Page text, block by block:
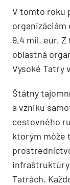
V tomto roku
organizáciám
9,4 mil. eur.
oblastná
Vysoké Tatry
Štátny
a vzniku
cestovného
ktorým môže
infraštruktúry
Tatrách.